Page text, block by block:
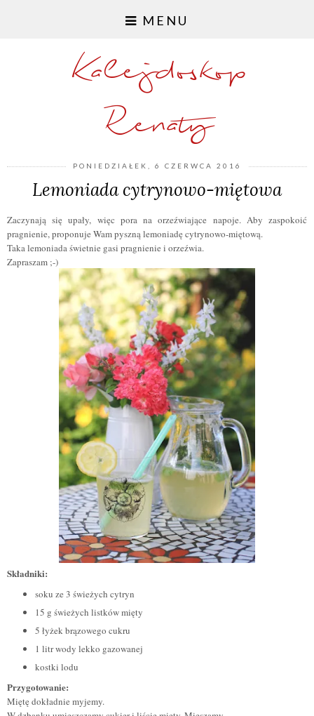
MENU
Kalejdoskop
Renaty
PONIEDZIAŁEK, 6 CZERWCA 2016
Lemoniada cytrynowo-miętowa
Zaczynają się upały, więc pora na orzeźwiające napoje. Aby zaspokoić
pragnienie, proponuje Wam pyszną lemoniadę cytrynowo-miętową.
Taka lemoniada świetnie gasi pragnienie i orzeźwia.
Zapraszam ;-)
Składniki:
soku ze 3 świeżych cytryn
15 g świeżych listków mięty
5 łyżek brązowego cukru
1 litr wody lekko gazowanej
kostki lodu
Przygotowanie:
Miętę dokładnie myjemy.